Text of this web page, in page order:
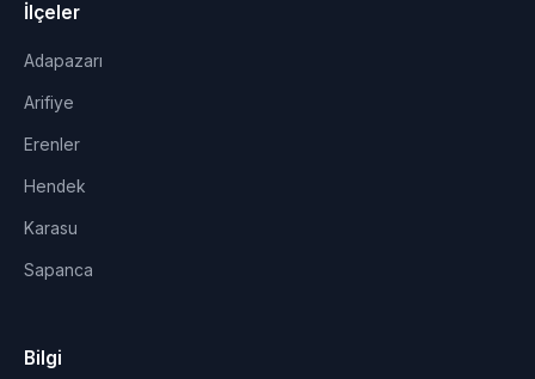
İlçeler
Adapazarı
Arifiye
Erenler
Hendek
Karasu
Sapanca
Bilgi